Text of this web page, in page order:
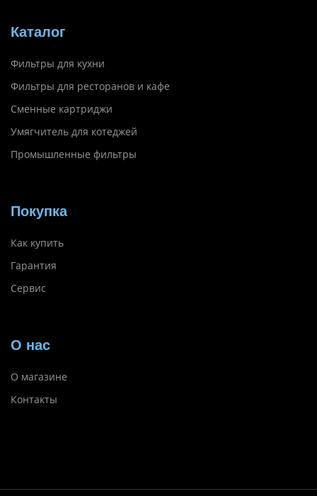
Каталог
Фильтры для кухни
Фильтры для ресторанов и кафе
Сменные картриджи
Умягчитель для котеджей
Промышленные фильтры
Покупка
Как купить
Гарантия
Сервис
О нас
О магазине
Контакты